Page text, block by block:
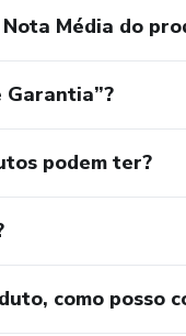
Média do
Garantia”?
podem ter?
como posso